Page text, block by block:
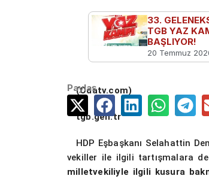
HDP Eşbaşkanı Selahattin
vekiller ile ilgili tartışmalara
milletvekiliyle ilgili kusura
kadar tek bir PKK’lının
kardeşlik, nasıl bir barış?”
(Odatv.com)
tgb.gen.tr
HDP Eşbaşkanı Selahattin
vekiller ile ilgili tartışmalara
milletvekiliyle ilgili kusura
33.
TGB YAZ
BAŞLIYOR!
20 Temmuz
Paylaş